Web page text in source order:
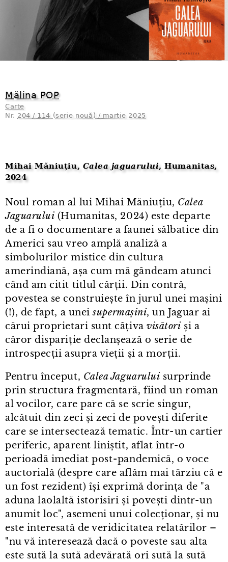
Mălina POP
Carte
Nr. 204 / 114 (serie nouă) / martie 2025
Mihai Măniuțiu, Calea jaguarului, Humanitas,
2024
Noul roman al lui Mihai Măniuțiu, Calea
Jaguarului (Humanitas, 2024) este departe
de a fi o documentare a faunei sălbatice din
Americi sau vreo amplă analiză a
simbolurilor mistice din cultura
amerindiană, așa cum mă gândeam atunci
când am citit titlul cărții. Din contră,
povestea se construiește în jurul unei mașini
(!), de fapt, a uneisupermașini, un Jaguar ai
cărui proprietari sunt câțivavisători și a
căror dispariție declanșează o serie de
introspecții asupra vieții și a morții.
Pentru început, Calea Jaguarului surprinde
prin structura fragmentară, fiind un roman
al vocilor, care pare că se scrie singur,
alcătuit din zeci și zeci de povești diferite
care se intersectează tematic. Într⁠-⁠un cartier
periferic, aparent liniștit, aflat într⁠-⁠o
perioadă imediat post⁠-⁠pandemică, o voce
auctorială (despre care aflăm mai târziu că e
un fost rezident) își exprimă dorința de "a
aduna laolaltă istorisiri și povești dintr⁠-⁠un
anumit loc", asemeni unui colecționar, și nu
este interesată de veridicitatea relatărilor –
"nu vă interesează dacă o poveste sau alta
este sută la sută adevărată ori sută la sută